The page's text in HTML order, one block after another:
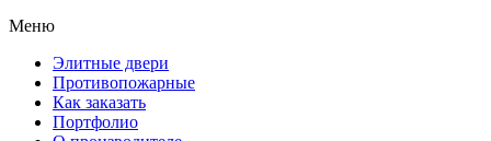
Меню
Элитные двери
Противопожарные
Как заказать
Портфолио